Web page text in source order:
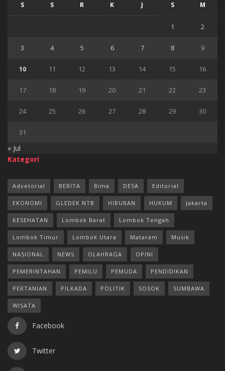
S S R K J S M
1 2
3 4 5 6 7 8 9
10 11 12 13 14 15 16
17 18 19 20 21 22 23
24 25 26 27 28 29 30
31
« Jul
Kategori
Advetorial BERITA Bima DESA Editorial
EKONOMI GLEDEK NTB HIBURAN HUKUM Jakarta
KESEHATAN Lombok Barat Lombok Tengah
Lombok Timur Lombok Utara Mataram Musik
NASIONAL NEWS OLAHRAGA OPINI
PEMERINTAHAN PEMILU PEMUDA PENDIDIKAN
PERTANIAN PILKADA POLITIK SOSOK SUMBAWA
WISATA
Facebook
Twitter